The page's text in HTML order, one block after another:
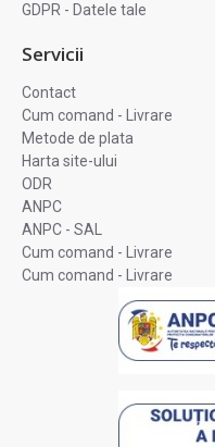
GDPR - Datele tale
Servicii
Contact
Cum comand - Livrare
Metode de plata
Harta site-ului
ODR
ANPC
ANPC - SAL
Cum comand - Livrare
Cum comand - Livrare